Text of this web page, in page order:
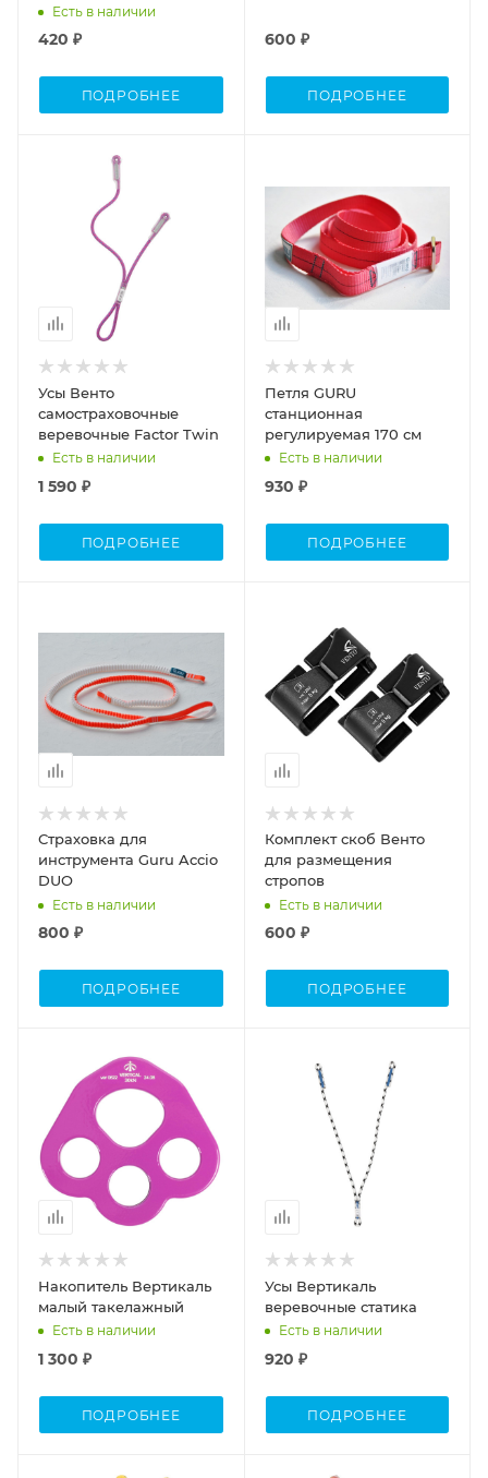
Есть в наличии
420 ₽
ПОДРОБНЕЕ
600 ₽
ПОДРОБНЕЕ
Усы Венто
самостраховочные
веревочные Factor Twin
Есть в наличии
1 590 ₽
ПОДРОБНЕЕ
Петля GURU
станционная
регулируемая 170 см
Есть в наличии
930 ₽
ПОДРОБНЕЕ
Страховка для
инструмента Guru Accio
DUO
Есть в наличии
800 ₽
ПОДРОБНЕЕ
Комплект скоб Венто
для размещения
стропов
Есть в наличии
600 ₽
ПОДРОБНЕЕ
Накопитель Вертикаль
малый такелажный
Есть в наличии
1 300 ₽
ПОДРОБНЕЕ
Усы Вертикаль
веревочные статика
Есть в наличии
920 ₽
ПОДРОБНЕЕ